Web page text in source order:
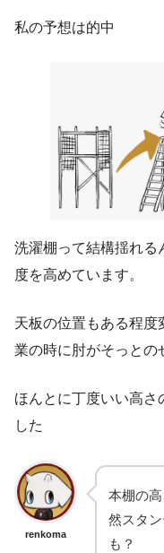
私の予想は的中
洗濯棚って結構揺れる
度を高めています。
天板の位置もある程
業の時に肘がそっとの
ほんとに丁度いい高さ
した
renkoma
本棚の
然スタ
も？